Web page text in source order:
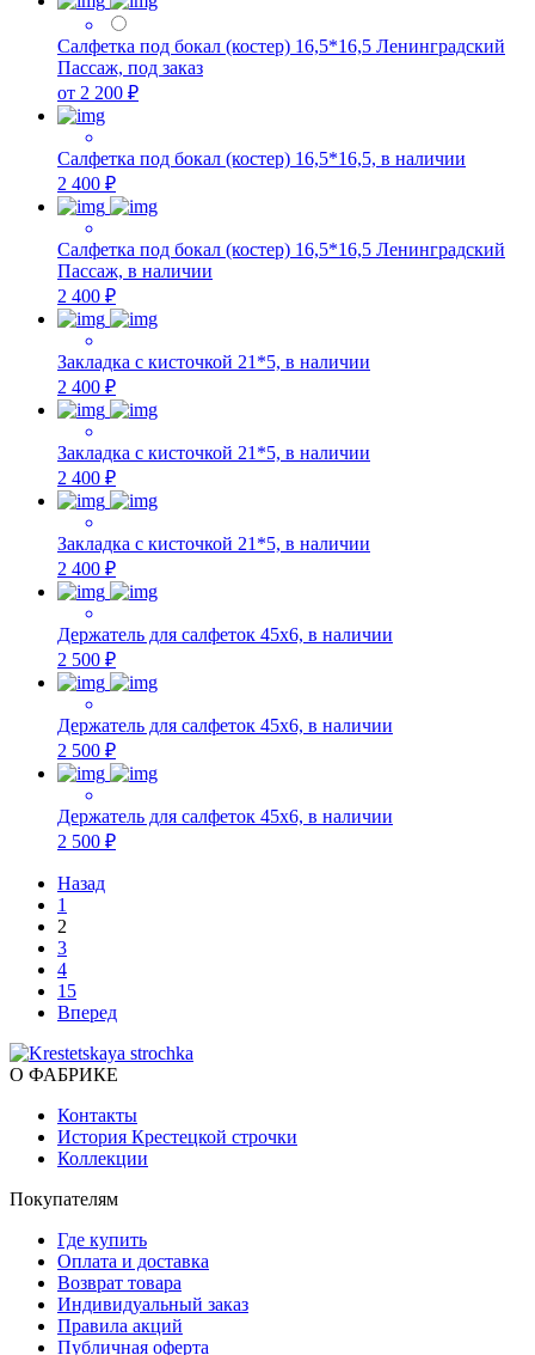
Салфетка под бокал (костер) 16,5*16,5 Ленинградский
Пассаж, под заказ
от 2 200 ₽
Салфетка под бокал (костер) 16,5*16,5, в наличии
2 400 ₽
Салфетка под бокал (костер) 16,5*16,5 Ленинградский
Пассаж, в наличии
2 400 ₽
Закладка с кисточкой 21*5, в наличии
2 400 ₽
Закладка с кисточкой 21*5, в наличии
2 400 ₽
Закладка с кисточкой 21*5, в наличии
2 400 ₽
Держатель для салфеток 45х6, в наличии
2 500 ₽
Держатель для салфеток 45х6, в наличии
2 500 ₽
Держатель для салфеток 45х6, в наличии
2 500 ₽
Назад
1
2
3
4
15
Вперед
О ФАБРИКЕ
Контакты
История Крестецкой строчки
Коллекции
Покупателям
Где купить
Оплата и доставка
Возврат товара
Индивидуальный заказ
Правила акций
Публичная оферта